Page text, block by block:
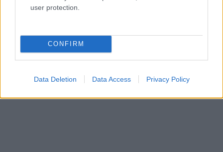
user protection.
CONFIRM
Data Deletion Data Access Privacy Policy